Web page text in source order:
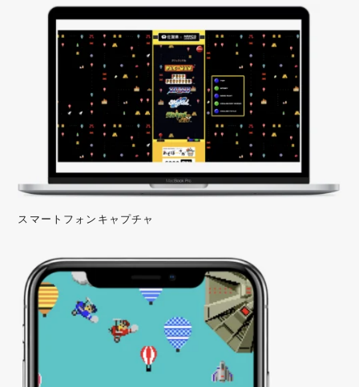
スマートフォンキャプチャ